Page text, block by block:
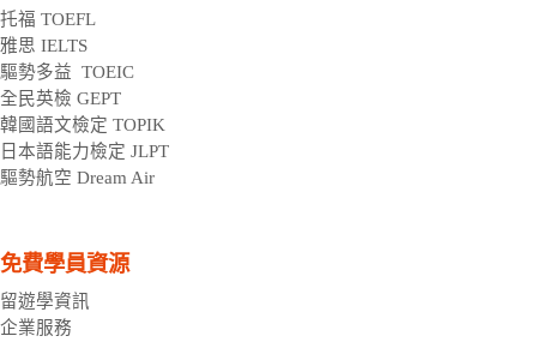
托福 TOEFL
雅思 IELTS
驅勢多益  TOEIC
全民英檢 GEPT
韓國語文檢定 TOPIK
日本語能力檢定 JLPT
驅勢航空 Dream Air
免費學員資源
留遊學資訊
企業服務